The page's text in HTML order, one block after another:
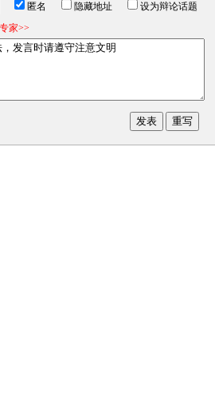
匿名 隐藏地址
设为辩论话题
家>>